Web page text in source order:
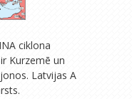
ciklona
Kurzemē un
Latvijas A